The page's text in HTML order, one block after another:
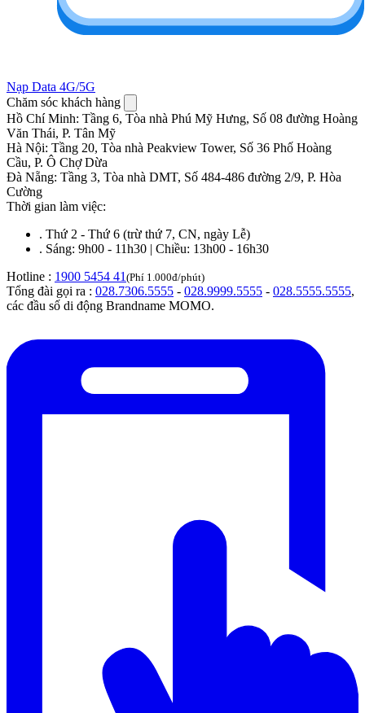
Nạp Data 4G/5G
Chăm sóc khách hàng
Hồ Chí Minh: Tầng 6, Tòa nhà Phú Mỹ Hưng, Số 08 đường Hoàng
Văn Thái, P. Tân Mỹ
Hà Nội: Tầng 20, Tòa nhà Peakview Tower, Số 36 Phố Hoàng
Cầu, P. Ô Chợ Dừa
Đà Nẵng: Tầng 3, Tòa nhà DMT, Số 484-486 đường 2/9, P. Hòa
Cường
Thời gian làm việc:
. Thứ 2 - Thứ 6 (trừ thứ 7, CN, ngày Lễ)
. Sáng: 9h00 - 11h30 | Chiều: 13h00 - 16h30
Hotline : 1900 5454 41 (Phí 1.000đ/phút)
Tổng đài gọi ra : 028.7306.5555 - 028.9999.5555 - 028.5555.5555,
các đầu số di động Brandname MOMO.